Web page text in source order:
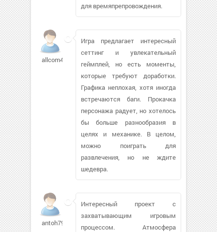
для времяпрепровождения.
allcom487
Игра предлагает интересный
сеттинг и увлекательный
геймплей, но есть моменты,
которые требуют доработки.
Графика неплохая, хотя иногда
встречаются баги. Прокачка
персонажа радует, но хотелось
бы больше разнообразия в
целях и механике. В целом,
можно поиграть для
развлечения, но не ждите
шедевра.
antoh79778
Интересный проект с
захватывающим игровым
процессом. Атмосфера